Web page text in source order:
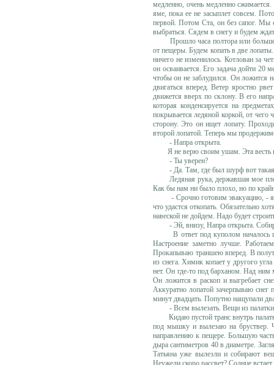
медленно, очень медленно
яме, пока ее не засыплет совсем.
первой. Потом Ста, он без сапог. Мы
выбраться. Сядем в снегу и будем
Прошло часа полтора или больше.
от пещеры. Будем копать в две
ничего не изменилось. Котлован за
он осваивается. Его задача дойти 20
чтобы он не заблудился. Он ложится
двигаться вперед. Ветер яростно
движется вверх по склону. В его
которая конденсируется на
покрывается ледяной коркой, от
сторону. Это он ищет лопату.
второй лопатой. Теперь мы
- Напра открыта.
Я не верю своим ушам. Эта весть
- Ты уверен?
- Да. Там, где был шурф вот такая
Ледяная рука, державшая мое
Как бы нам ни было плохо, но по
- Срочно готовим эвакуацию, - я
что удастся откопать. Обязательно
навеской не дойдем. Надо будет
- Эй, внизу, Напра открыта.
В ответ под куполом началось
Настроение заметно лучше.
Прокапываю траншею вперед. В
из снега. Химик копает у другого
нет. Он где-то под барханом. Над ним
Он ложится в раскоп и выгребает
Аккуратно лопатой зачерпываю снег
минут двадцать. Попутно нащупали
- Всем вылезать. Вещи из палатки
Кидаю пустой транс внутрь
под мышку и вылезаю на бруствер.
направлению к пещере. Большую
дыра сантиметров 40 в диаметре.
Татьяна уже вылезли и собирают
Неужели скоро рассвет? Солнце